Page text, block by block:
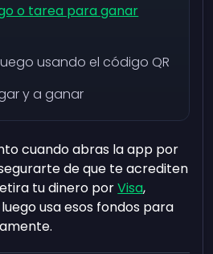
o tarea para ganar
usando el código QR
y a ganar
cuando abras la app por
de que te acrediten
tu dinero porVisa,
luego usa esos fondos para